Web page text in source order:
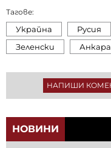
Тагове:
Украйна Русия
Зеленски
Анкара
НАПИШИ
НОВИНИ